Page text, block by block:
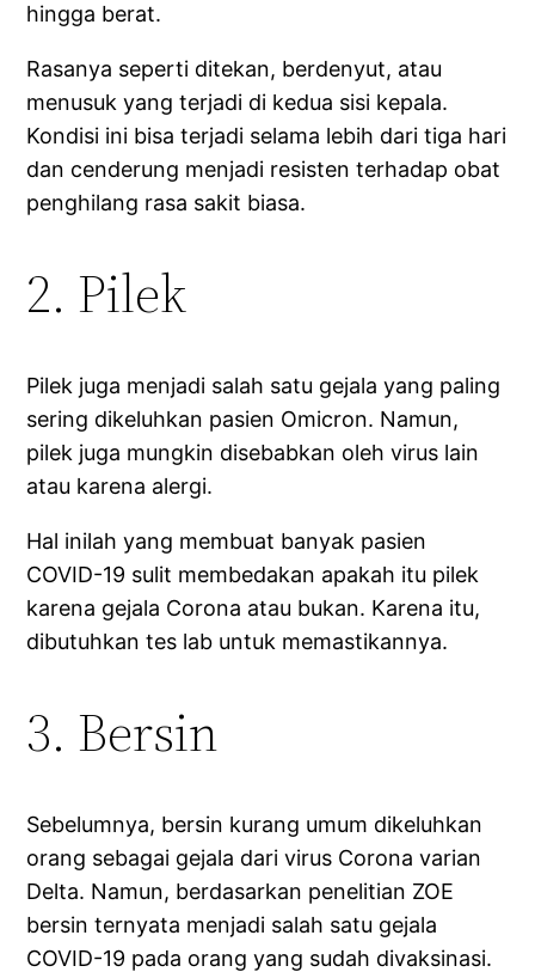
hingga berat.
Rasanya seperti ditekan, berdenyut, atau
menusuk yang terjadi di kedua sisi kepala.
Kondisi ini bisa terjadi selama lebih dari tiga hari
dan cenderung menjadi resisten terhadap obat
penghilang rasa sakit biasa.
2. Pilek
Pilek juga menjadi salah satu gejala yang paling
sering dikeluhkan pasien Omicron. Namun,
pilek juga mungkin disebabkan oleh virus lain
atau karena alergi.
Hal inilah yang membuat banyak pasien
COVID-19 sulit membedakan apakah itu pilek
karena gejala Corona atau bukan. Karena itu,
dibutuhkan tes lab untuk memastikannya.
3. Bersin
Sebelumnya, bersin kurang umum dikeluhkan
orang sebagai gejala dari virus Corona varian
Delta. Namun, berdasarkan penelitian ZOE
bersin ternyata menjadi salah satu gejala
COVID-19 pada orang yang sudah divaksinasi.